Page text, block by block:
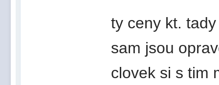
ty ceny kt.
sam jsou
clovek si s tim